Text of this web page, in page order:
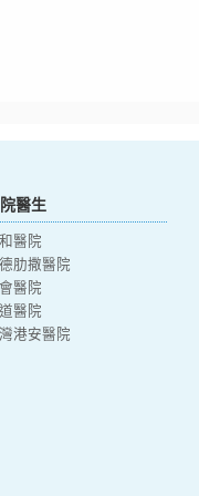
醫生
醫院
肋撒醫院
醫院
醫院
港安醫院